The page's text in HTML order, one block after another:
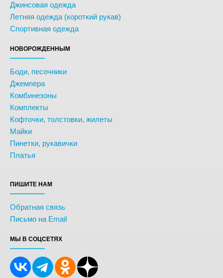
Джинсовая одежда
Летняя одежда (короткий рукав)
Спортивная одежда
НОВОРОЖДЕННЫМ
Боди, песочники
Джемпера
Комбинезоны
Комплекты
Кофточки, толстовки, жилеты
Майки
Пинетки, рукавички
Платья
ПИШИТЕ НАМ
Обратная связь
Письмо на Email
МЫ В СОЦСЕТЯХ